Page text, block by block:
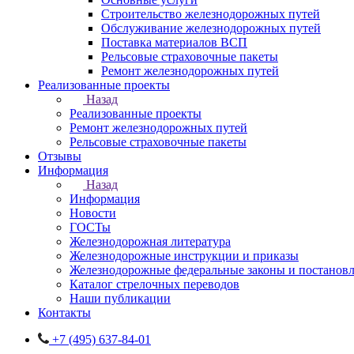
Строительство железнодорожных путей
Обслуживание железнодорожных путей
Поставка материалов ВСП
Рельсовые страховочные пакеты
Ремонт железнодорожных путей
Реализованные проекты
Назад
Реализованные проекты
Ремонт железнодорожных путей
Рельсовые страховочные пакеты
Отзывы
Информация
Назад
Информация
Новости
ГОСТы
Железнодорожная литература
Железнодорожные инструкции и приказы
Железнодорожные федеральные законы и
Каталог стрелочных переводов
Наши публикации
Контакты
+7 (495) 637-84-01